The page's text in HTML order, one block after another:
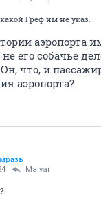
Греф им не указ.
аэропорта
его собачье
что, и
аэропорта?
Malvar